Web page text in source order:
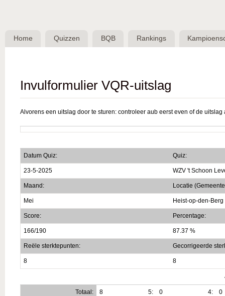
Belgische
QuizBond
Home Quizzen BQB Rankings
Invulformulier VQR-uitslag
Alvorens een uitslag door te sturen: controleer aub eerst even of de
Datum Quiz: Quiz:
23-5-2025 WZV 't Schoon
Maand: Locatie
Mei Heist-op-den-Berg
Score: Percentage:
166/190 87.37 %
Reële sterktepunten: Gecorrigeerde
8 8
Totaal:
8 5: 0 4: 0